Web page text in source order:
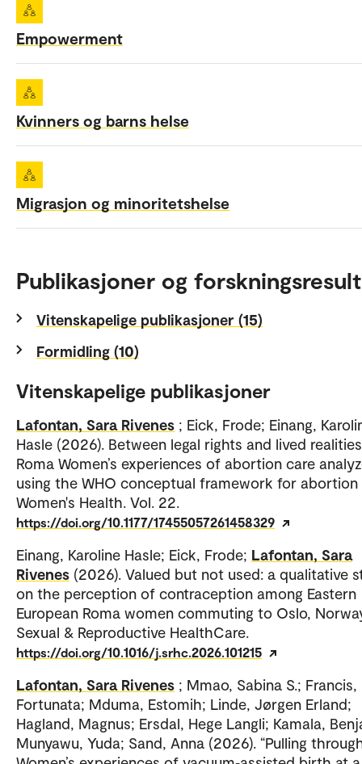
Empowerment
Kvinners og barns helse
Migrasjon og minoritetshelse
Publikasjoner og
Vitenskapelige publikasjoner (15)
Formidling (10)
Vitenskapelige publikasjoner
Lafontan, Sara Rivenes ; Eick, Frode; Einang,
Hasle (2026). Between legal rights and lived
Roma Women’s experiences of abortion care
using the WHO conceptual framework for abortion
Women's Health. Vol. 22.
https://doi.org/10.1177/17455057261458329
Einang, Karoline Hasle; Eick, Frode; Lafontan, Sara
Rivenes (2026). Valued but not used: a qualitative
on the perception of contraception among Eastern
European Roma women commuting to Oslo,
Sexual & Reproductive HealthCare.
https://doi.org/10.1016/j.srhc.2026.101215
Lafontan, Sara Rivenes ; Mmao, Sabina S.; Francis,
Fortunata; Mduma, Estomih; Linde, Jørgen Erland;
Hagland, Magnus; Ersdal, Hege Langli; Kamala,
Munyawu, Yuda; Sand, Anna (2026). “Pulling